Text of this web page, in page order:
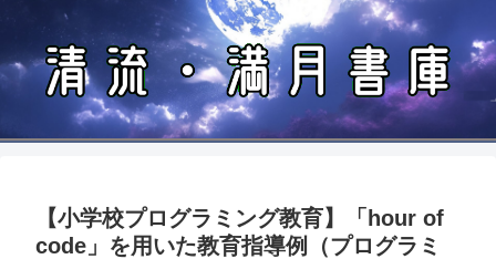
【小学校プログラミング教育】「hour of
code」を用いた教育指導例（プログラミ